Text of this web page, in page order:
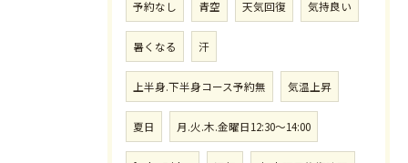
予約なし 青空 天気回復 気持良い
暑くなる 汗
上半身.下半身コース予約無 気温上昇
夏日 月.火.木.金曜日12:30〜14:00